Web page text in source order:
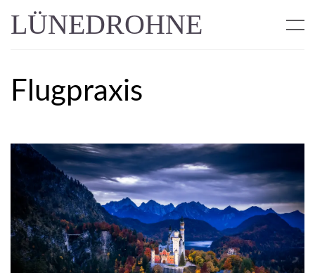
LÜNEDROHNE
Flugpraxis